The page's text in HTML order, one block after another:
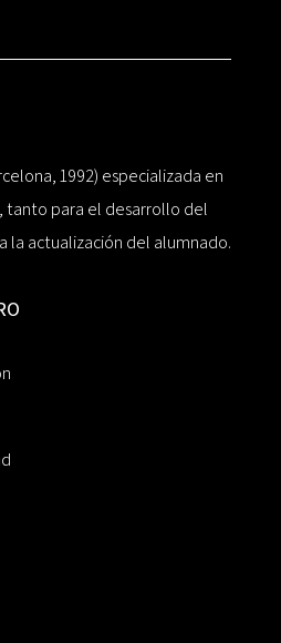
1992) especializada en
tanto para el desarrollo del
la actualización del alumnado.